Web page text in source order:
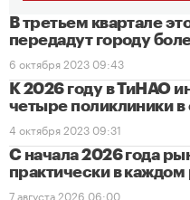
В третьем квартале
передадут городу
6 октября 2023 09:43
К 2026 году в ТиНАО
четыре поликлиники
4 октября 2023 09:31
С начала 2026 года
практически в каждом
7 августа 2026 06:00